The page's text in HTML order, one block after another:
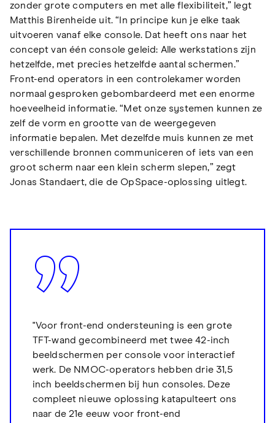
zonder grote computers en met alle flexibiliteit,” legt
Matthis Birenheide uit. “In principe kun je elke taak
uitvoeren vanaf elke console. Dat heeft ons naar het
concept van één console geleid: Alle werkstations zijn
hetzelfde, met precies hetzelfde aantal schermen.”
Front-end operators in een controlekamer worden
normaal gesproken gebombardeerd met een enorme
hoeveelheid informatie. “Met onze systemen kunnen ze
zelf de vorm en grootte van de weergegeven
informatie bepalen. Met dezelfde muis kunnen ze met
verschillende bronnen communiceren of iets van een
groot scherm naar een klein scherm slepen,” zegt
Jonas Standaert, die de OpSpace-oplossing uitlegt.
"Voor front-end ondersteuning is een grote
TFT-wand gecombineerd met twee 42-inch
beeldschermen per console voor interactief
werk. De NMOC-operators hebben drie 31,5
inch beeldschermen bij hun consoles. Deze
compleet nieuwe oplossing katapulteert ons
naar de 21e eeuw voor front-end